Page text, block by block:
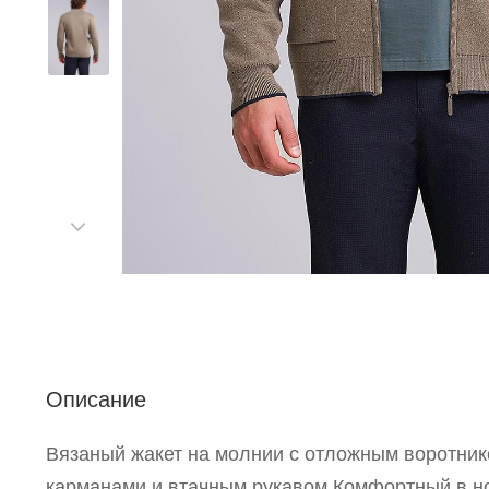
Описание
Вязаный жакет на молнии с отложным